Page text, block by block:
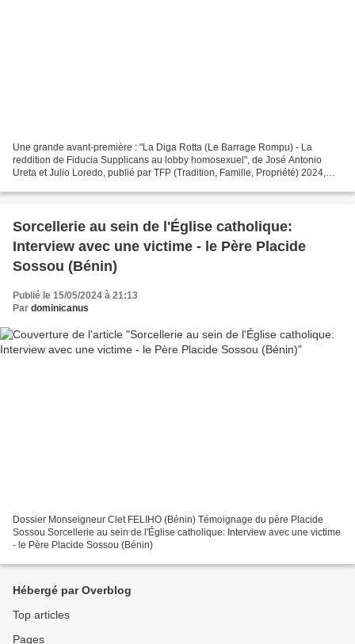
Une grande avant-première : "La Diga Rotta (Le Barrage Rompu) - La
reddition de Fiducia Supplicans au lobby homosexuel", de José Antonio
Ureta et Julio Loredo, publié par TFP (Tradition, Famille, Propriété) 2024,
Sorcellerie au sein de l'Église catholique:
Interview avec une victime - le Père Placide
Sossou (Bénin)
Publié le 15/05/2024 à 21:13
Par dominicanus
Dossier Monseigneur Clet FELIHO (Bénin) Témoignage du père Placide
Sossou Sorcellerie au sein de l'Église catholique: Interview avec une victime
- le Père Placide Sossou (Bénin)
Hébergé par Overblog
Top articles
Pages